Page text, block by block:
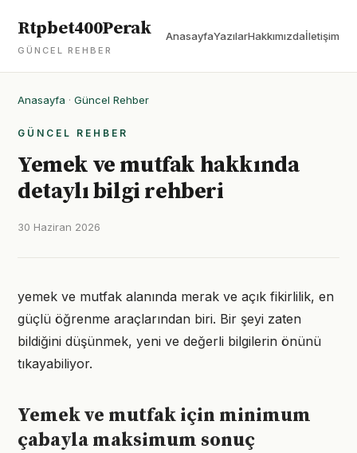
Rtpbet400Perak
GÜNCEL REHBER
AnasayfaYazılarHakkımızdaİletişim
Anasayfa · Güncel Rehber
GÜNCEL REHBER
Yemek ve mutfak hakkında
detaylı bilgi rehberi
30 Haziran 2026
yemek ve mutfak alanında merak ve açık fikirlilik, en
güçlü öğrenme araçlarından biri. Bir şeyi zaten
bildiğini düşünmek, yeni ve değerli bilgilerin önünü
tıkayabiliyor.
Yemek ve mutfak için minimum
çabayla maksimum sonuç